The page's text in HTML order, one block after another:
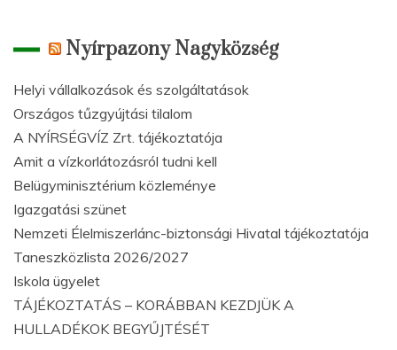
Nyírpazony Nagyközség
Helyi vállalkozások és szolgáltatások
Országos tűzgyújtási tilalom
A NYÍRSÉGVÍZ Zrt. tájékoztatója
Amit a vízkorlátozásról tudni kell
Belügyminisztérium közleménye
Igazgatási szünet
Nemzeti Élelmiszerlánc-biztonsági Hivatal tájékoztatója
Taneszközlista 2026/2027
Iskola ügyelet
TÁJÉKOZTATÁS – KORÁBBAN KEZDJÜK A
HULLADÉKOK BEGYŰJTÉSÉT